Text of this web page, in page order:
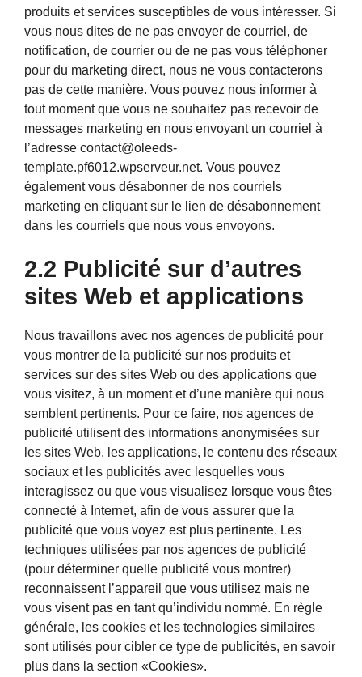
produits et services susceptibles de vous intéresser. Si
vous nous dites de ne pas envoyer de courriel, de
notification, de courrier ou de ne pas vous téléphoner
pour du marketing direct, nous ne vous contacterons
pas de cette manière. Vous pouvez nous informer à
tout moment que vous ne souhaitez pas recevoir de
messages marketing en nous envoyant un courriel à
l’adresse contact@oleeds-
template.pf6012.wpserveur.net. Vous pouvez
également vous désabonner de nos courriels
marketing en cliquant sur le lien de désabonnement
dans les courriels que nous vous envoyons.
2.2 Publicité sur d’autres
sites Web et applications
Nous travaillons avec nos agences de publicité pour
vous montrer de la publicité sur nos produits et
services sur des sites Web ou des applications que
vous visitez, à un moment et d’une manière qui nous
semblent pertinents. Pour ce faire, nos agences de
publicité utilisent des informations anonymisées sur
les sites Web, les applications, le contenu des réseaux
sociaux et les publicités avec lesquelles vous
interagissez ou que vous visualisez lorsque vous êtes
connecté à Internet, afin de vous assurer que la
publicité que vous voyez est plus pertinente. Les
techniques utilisées par nos agences de publicité
(pour déterminer quelle publicité vous montrer)
reconnaissent l’appareil que vous utilisez mais ne
vous visent pas en tant qu’individu nommé. En règle
générale, les cookies et les technologies similaires
sont utilisés pour cibler ce type de publicités, en savoir
plus dans la section «Cookies».